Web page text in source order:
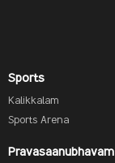
Sports
Kalikkalam
Sports Arena
Pravasaanubhavam